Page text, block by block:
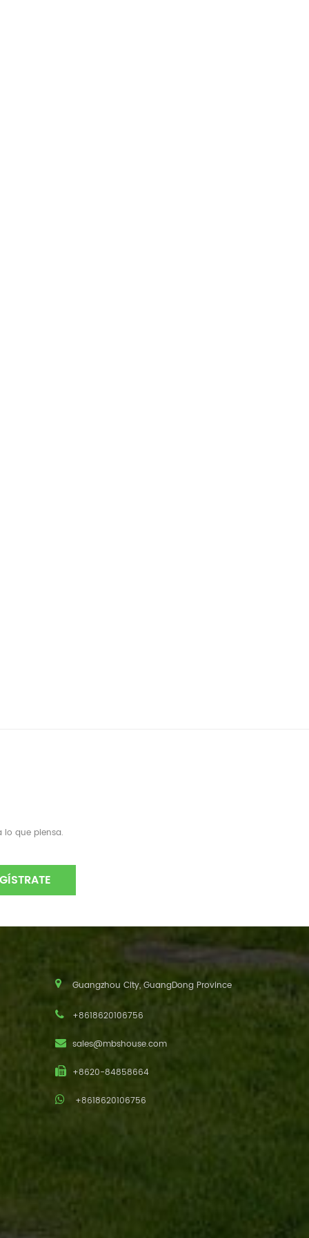
lo que piensa.
Guangzhou City, GuangDong Province
+8618620106756
sales@mbshouse.com
+8620-84858664
+8618620106756